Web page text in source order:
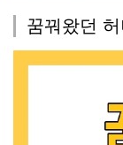
꿈꿔왔던